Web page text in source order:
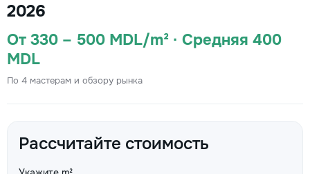
2026
От 330 – 500 MDL/m² · Средняя 400
MDL
По 4 мастерам и обзору рынка
Рассчитайте стоимость